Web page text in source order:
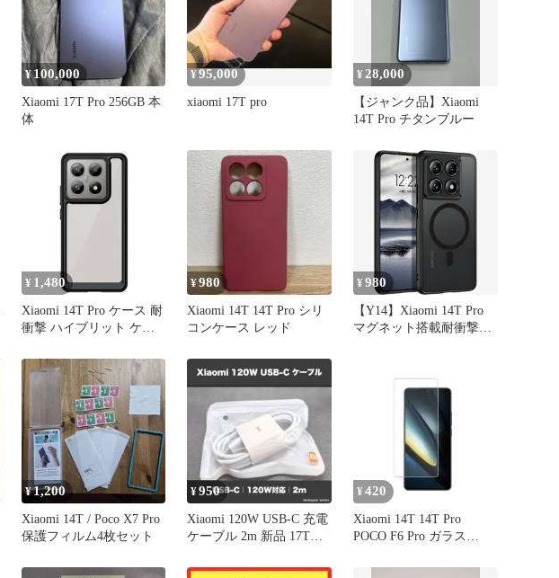
¥100,000
Xiaomi 17T Pro 256GB 本
体
¥95,000
xiaomi 17T pro
¥ 28,000
【ジャンク品】Xiaomi
14T Pro チタンブルー
¥ 1,480
Xiaomi 14T Pro ケース 耐
衝撃 ハイブリット ケー
¥980
Xiaomi 14T 14T Pro シリ
コンケース レッド
¥980
【Y14】Xiaomi 14T Pro
マグネット搭載耐衝撃充
¥1,200
Xiaomi 14T / Poco X7 Pro
保護フィルム4枚セット
¥950
Xiaomi 120W USB-C 充電
ケーブル 2m 新品 17T
¥ 420
Xiaomi 14T 14T Pro
POCO F6 Pro ガラス